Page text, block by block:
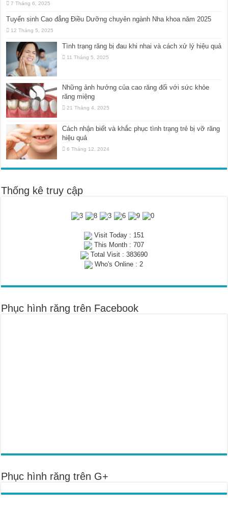
7 Tháng 6, 2025
Tuyển sinh Cao đẳng Điều Dưỡng chuyên ngành Nha khoa năm 2025
12 Tháng 5, 2025
Tình trạng răng bị đau khi nhai và cách xử lý hiệu quả
11 Tháng 5, 2025
Những ảnh hưởng của cao răng đối với sức khỏe
răng miệng
21 Tháng 4, 2025
Cách nhận biết và khắc phục tình trạng trẻ bị vỡ răng
hiệu quả
6 Tháng 12, 2024
Thống kê truy cập
Visit Today : 151
This Month : 707
Total Visit : 383690
Who's Online : 2
Phục hình răng trên Facebook
Phục hình răng trên G+